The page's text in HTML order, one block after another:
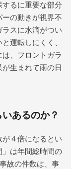
るに重要な部分
の動きが視界不
スに水滴がつい
運転しにくく、
、フロントガラ
生まれて雨の日
あるのか？
４倍になるとい
は年間総時間の
故の件数は、事